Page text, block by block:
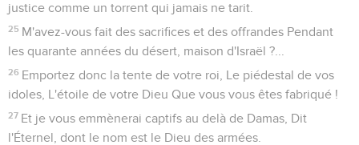
justice comme un torrent qui jamais ne tarit.
25 M'avez-vous fait des sacrifices et des offrandes Pendant
les quarante années du désert, maison d'Israël ?...
26 Emportez donc la tente de votre roi, Le piédestal de vos
idoles, L'étoile de votre Dieu Que vous vous êtes fabriqué !
27 Et je vous emmènerai captifs au delà de Damas, Dit
l'Éternel, dont le nom est le Dieu des armées.